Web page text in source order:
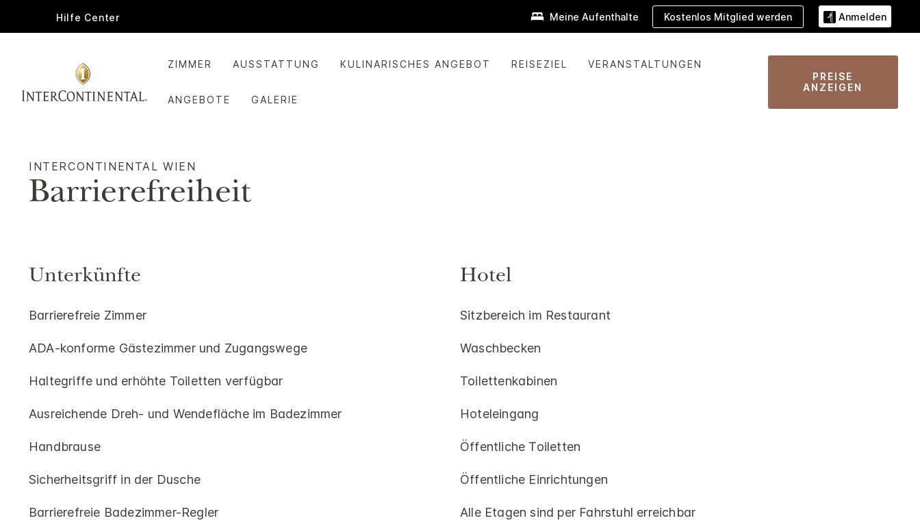
Hilfe Center Meine Aufenthalte Kostenlos Mitglied werden Anmelden
ZIMMER AUSSTATTUNG KULINARISCHES ANGEBOT REISEZIEL VERANSTALTUNGEN
ANGEBOTE GALERIE
PREISE
ANZEIGEN
INTERCONTINENTAL WIEN
Barrierefreiheit
Unterkünfte
Barrierefreie Zimmer
ADA-konforme Gästezimmer und Zugangswege
Haltegriffe und erhöhte Toiletten verfügbar
Ausreichende Dreh- und Wendefläche im Badezimmer
Handbrause
Sicherheitsgriff in der Dusche
Barrierefreie Badezimmer-Regler
Hotel
Sitzbereich im Restaurant
Waschbecken
Toilettenkabinen
Hoteleingang
Öffentliche Toiletten
Öffentliche Einrichtungen
Alle Etagen sind per Fahrstuhl erreichbar